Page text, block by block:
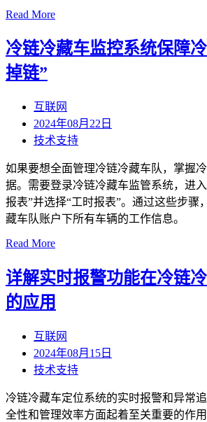
Read More
冷链冷藏车监控系统保障
掉链”
互联网
2024年08月22日
技术支持
如果要想全面管理冷链冷藏车队，掌握
据。需要登录冷链冷藏车监管系统，进
报表”并选择“工时报表”。通过这些步骤
藏车队账户下所有车辆的工作信息。
Read More
详解实时报警功能在冷链
的应用
互联网
2024年08月15日
技术支持
冷链冷藏车定位系统的实时报警和异常
全性和管理效率方面起着至关重要的作